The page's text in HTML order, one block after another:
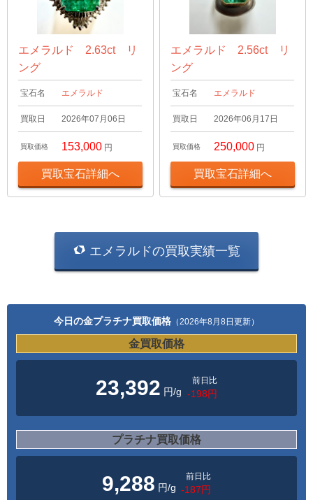
エメラルド 2.63ct リ
ング
宝石名 エメラルド
買取日 2026年07月06日
買取価格 153,000 円
買取宝石詳細へ
エメラルド 2.56ct リ
ング
宝石名 エメラルド
買取日 2026年06月17日
買取価格 250,000 円
買取宝石詳細へ
エメラルドの買取実績一覧
今日の金プラチナ買取価格 （2026年8月8日更新）
金買取価格
23,392 円/g
前日比
-198円
プラチナ買取価格
9,288 円/g
前日比
-187円